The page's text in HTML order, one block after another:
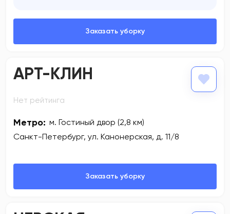
АРТ-КЛИН
Нет рейтинга
Метро: м. Гостиный двор (2,8 км)
Санкт-Петербург, ул. Канонерская, д. 11/8